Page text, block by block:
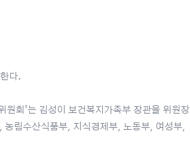
다.
원회’는 김성이 보건복지가족부 장관을 위원장
림수산식품부, 지식경제부, 노동부, 여성부,